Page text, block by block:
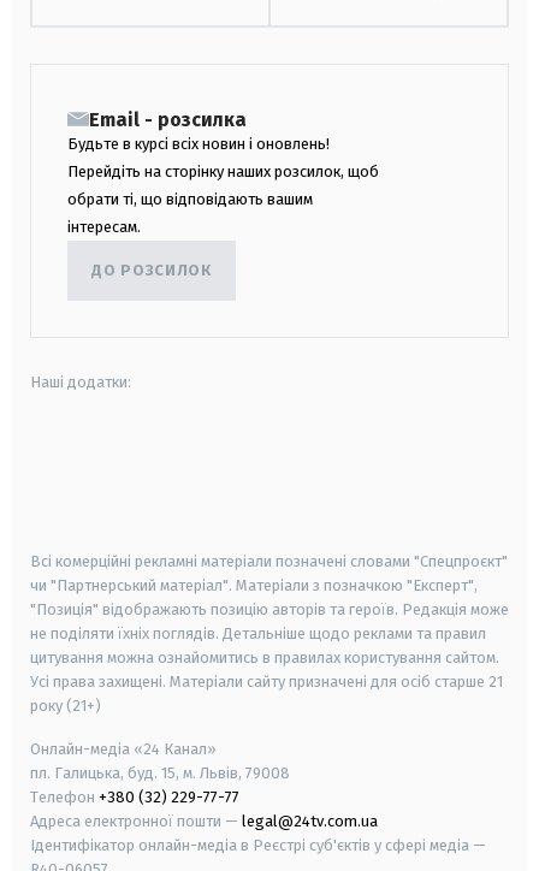
Email - розсилка
Будьте в курсі всіх новин і оновлень!
Перейдіть на сторінку наших розсилок, щоб
обрати ті, що відповідають вашим
інтересам.
ДО РОЗСИЛОК
Наші додатки:
Всі комерційні рекламні матеріали позначені словами "Спецпроєкт"
чи "Партнерський матеріал". Матеріали з позначкою "Експерт",
"Позиція" відображають позицію авторів та героїв. Редакція може
не поділяти їхніх поглядів. Детальніше щодо реклами та правил
цитування можна ознайомитись в правилах користування сайтом.
Усі права захищені. Матеріали сайту призначені для осіб старше 21
року (21+)
Онлайн-медіа «24 Канал»
пл. Галицька, буд. 15, м. Львів, 79008
Телефон +380 (32) 229-77-77
Адреса електронної пошти — legal@24tv.com.ua
Ідентифікатор онлайн-медіа в Реєстрі суб'єктів у сфері медіа —